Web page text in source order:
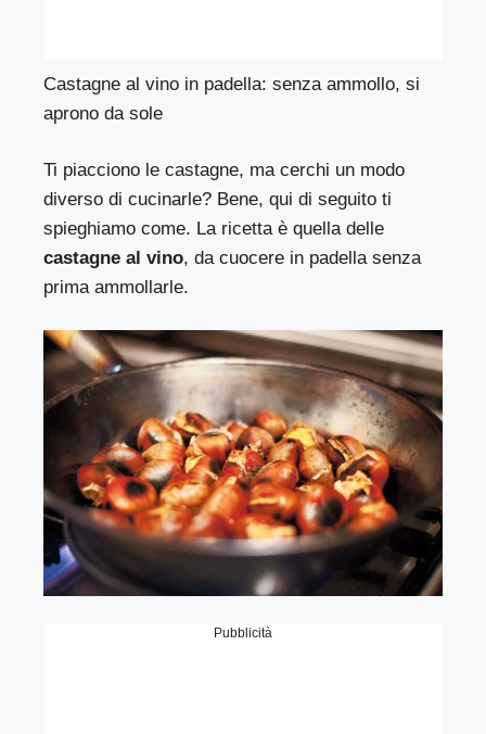
Castagne al vino in padella: senza ammollo, si
aprono da sole
Ti piacciono le castagne, ma cerchi un modo
diverso di cucinarle? Bene, qui di seguito ti
spieghiamo come. La ricetta è quella delle
castagne al vino, da cuocere in padella senza
prima ammollarle.
Pubblicità